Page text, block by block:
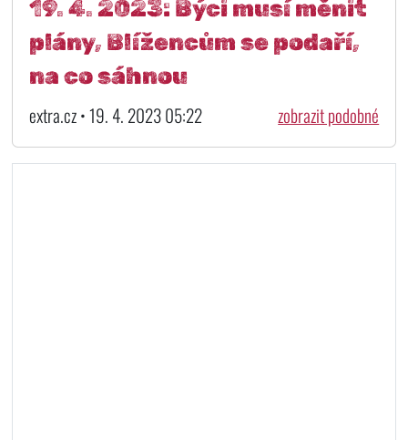
19. 4. 2023: Býci musí měnit
plány, Blížencům se podaří,
na co sáhnou
extra.cz • 19. 4. 2023 05:22 zobrazit podobné